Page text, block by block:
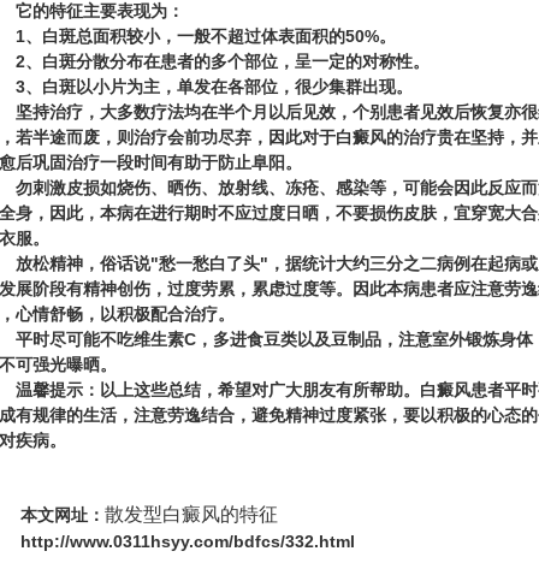
特征主要表现为：
白斑总面积较小，一般不超过体表面积的50%。
白斑分散分布在患者的多个部位，呈一定的对称性。
白斑以小片为主，单发在各部位，很少集群出现。
治疗，大多数疗法均在半个月以后见效，个别患者见效后恢复亦
若半途而废，则治疗会前功尽弃，因此对于白癜风的治疗贵在坚持，
后巩固治疗一段时间有助于防止阜阳。
激皮损如烧伤、晒伤、放射线、冻疮、感染等，可能会因此反应
身，因此，本病在进行期时不应过度日晒，不要损伤皮肤，宜穿宽大
服。
精神，俗话说"愁一愁白了头"，据统计大约三分之二病例在起病
展阶段有精神创伤，过度劳累，累虑过度等。因此本病患者应注意劳
心情舒畅，以积极配合治疗。
尽可能不吃维生素C，多进食豆类以及豆制品，注意室外锻炼身体
可强光曝晒。
提示：以上这些总结，希望对广大朋友有所帮助。白癜风患者平
有规律的生活，注意劳逸结合，避免精神过度紧张，要以积极的心态
疾病。
本文网址： 散发型白癜风的特征
http://www.0311hsyy.com/bdfcs/332.html